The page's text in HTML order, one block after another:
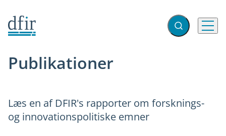
Gå til forsiden Fold søgefelt ud
Menu
Publikationer
Læs en af DFIR's rapporter om forsknings-
og innovationspolitiske emner